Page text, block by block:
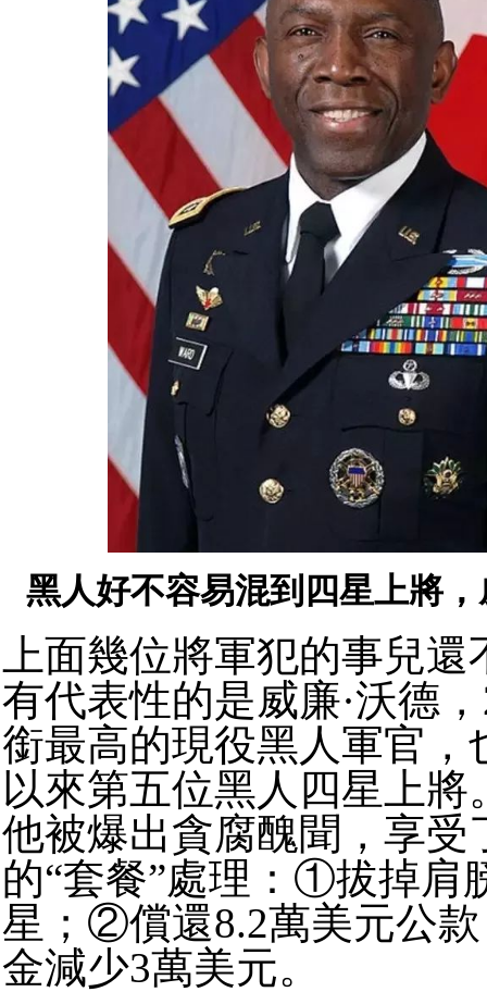
黑人好不容易混到四星上將，
上面幾位將軍犯的事兒
有代表性的是威廉·沃德
銜最高的現役黑人軍官，
以來第五位黑人四星上將
他被爆出貪腐醜聞，享受
的“套餐”處理：①拔掉肩
星；②償還8.2萬美元公
金減少3萬美元。